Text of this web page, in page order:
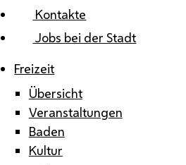
Kontakte
Jobs bei der Stadt
Freizeit
Übersicht
Veranstaltungen
Baden
Kultur